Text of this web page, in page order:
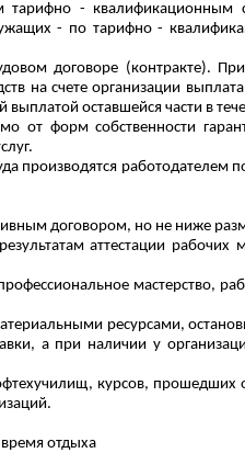
-
- по тарифно -
договоре (контракте).
на счете организации
оставшейся части в
от форм собственности
производятся работодателем
договором, но не ниже
аттестации
мастерство,
ресурсами,
а при наличии у о
курсов, прошедших
отдыха